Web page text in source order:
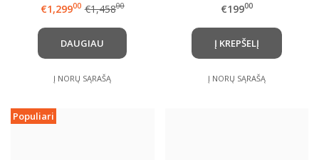
DOVANA
€1,29900 €1,45800
DAUGIAU
Į NORŲ SĄRAŠĄ
€19900
Į KREPŠELĮ
Į NORŲ SĄRAŠĄ
Populiari